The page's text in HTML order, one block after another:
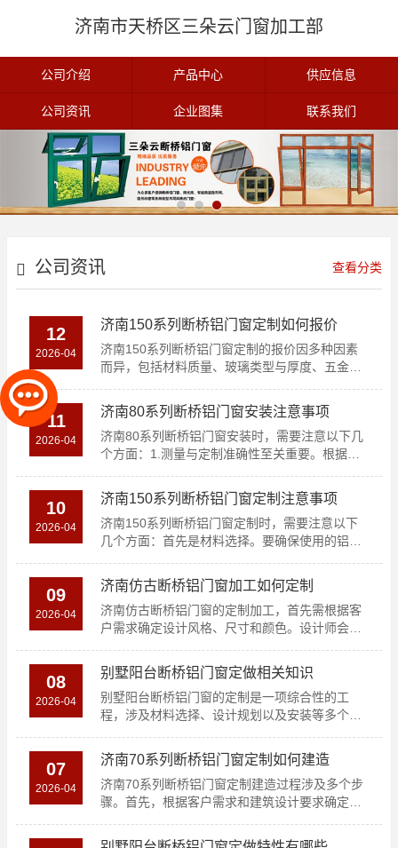
济南市天桥区三朵云门窗加工部
公司介绍 产品中心 供应信息
公司资讯 企业图集 联系我们
公司资讯 查看分类
12
2026-04
济南150系列断桥铝门窗定制如何报价
济南150系列断桥铝门窗定制的报价因多种因素
而异，包括材料质量、玻璃类型与厚度、五金配
11
2026-04
济南80系列断桥铝门窗安装注意事项
济南80系列断桥铝门窗安装时，需要注意以下几
个方面：1.测量与定制准确性至关重要。根据窗
10
2026-04
济南150系列断桥铝门窗定制注意事项
济南150系列断桥铝门窗定制时，需要注意以下
几个方面：首先是材料选择。要确保使用的铝合
09
2026-04
济南仿古断桥铝门窗加工如何定制
济南仿古断桥铝门窗的定制加工，首先需根据客
户需求确定设计风格、尺寸和颜色。设计师会上
08
2026-04
别墅阳台断桥铝门窗定做相关知识
别墅阳台断桥铝门窗的定制是一项综合性的工
程，涉及材料选择、设计规划以及安装等多个环
07
2026-04
济南70系列断桥铝门窗定制如何建造
济南70系列断桥铝门窗定制建造过程涉及多个步
骤。首先，根据客户需求和建筑设计要求确定窗